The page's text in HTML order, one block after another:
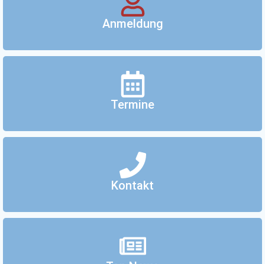
Anmeldung
Termine
Kontakt